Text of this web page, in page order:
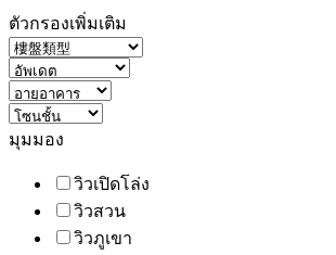
ตัวกรองเพิ่มเติม
มุมมอง
วิวเปิดโล่ง
วิวสวน
วิวภูเขา